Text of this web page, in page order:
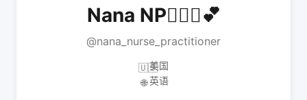
Nana NP👩🏾‍⚕️💕
@nana_nurse_practitioner
🇺🇸美国
🌐 英语